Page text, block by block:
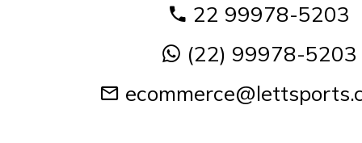
22 99978-5203
(22) 99978-5203